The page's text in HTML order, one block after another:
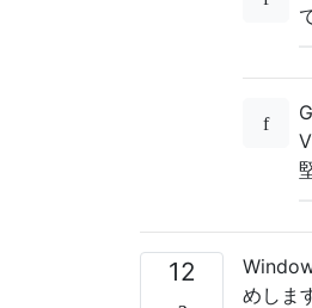
12
めしま